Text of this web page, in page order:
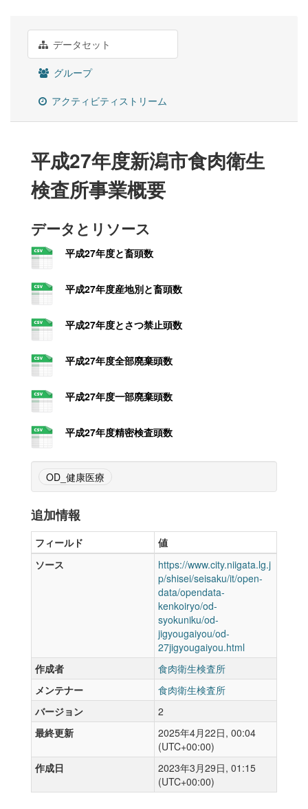
データセット
グループ
アクティビティストリーム
平成27年度新潟市食肉衛生
検査所事業概要
データとリソース
平成27年度と畜頭数
平成27年度産地別と畜頭数
平成27年度とさつ禁止頭数
平成27年度全部廃棄頭数
平成27年度一部廃棄頭数
平成27年度精密検査頭数
OD_健康医療
追加情報
フィールド
値
ソース
https://www.city.niigata.lg.j
p/shisei/seisaku/it/open-
data/opendata-
kenkoiryo/od-
syokuniku/od-
jigyougaiyou/od-
27jigyougaiyou.html
作成者
食肉衛生検査所
メンテナー
食肉衛生検査所
バージョン
2
最終更新
2025年4月22日, 00:04
(UTC+00:00)
作成日
2023年3月29日, 01:15
(UTC+00:00)